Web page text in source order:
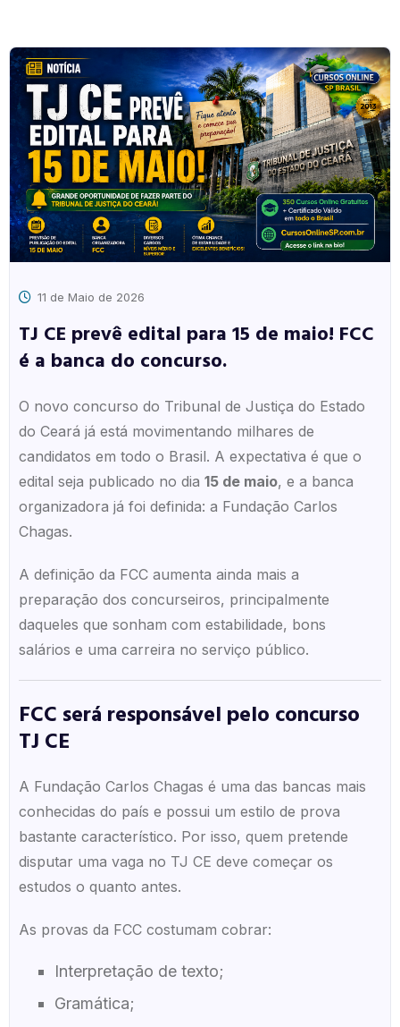
11 de Maio de 2026
TJ CE prevê edital para 15 de maio! FCC
é a banca do concurso.
O novo concurso do Tribunal de Justiça do Estado
do Ceará já está movimentando milhares de
candidatos em todo o Brasil. A expectativa é que o
edital seja publicado no dia 15 de maio, e a banca
organizadora já foi definida: a Fundação Carlos
Chagas.
A definição da FCC aumenta ainda mais a
preparação dos concurseiros, principalmente
daqueles que sonham com estabilidade, bons
salários e uma carreira no serviço público.
FCC será responsável pelo concurso
TJ CE
A Fundação Carlos Chagas é uma das bancas mais
conhecidas do país e possui um estilo de prova
bastante característico. Por isso, quem pretende
disputar uma vaga no TJ CE deve começar os
estudos o quanto antes.
As provas da FCC costumam cobrar:
Interpretação de texto;
Gramática;